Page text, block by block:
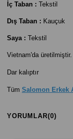
İç Taban : Tekstil
Dış Taban : Kauçuk
Saya : Tekstil
Vietnam'da üretilmiştir.
Dar kalıptır
Tüm Salomon Erkek
YORUMLAR(0)